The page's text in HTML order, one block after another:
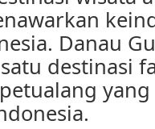
Danau
destinasi